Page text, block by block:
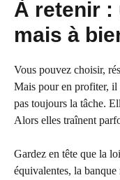
À retenir :
mais à
Vous pouvez choisir,
Mais pour en profiter, il
pas toujours la tâche.
Alors elles traînent
Gardez en tête que la
équivalentes, la